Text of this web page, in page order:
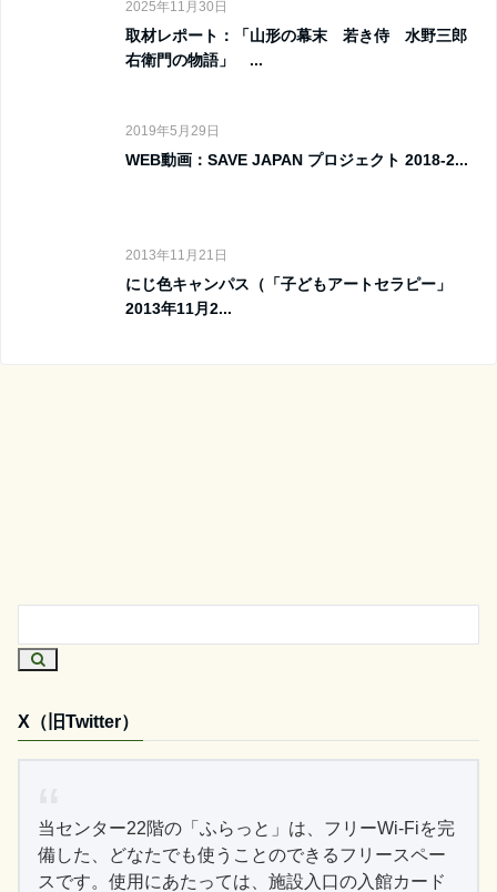
2025年11月30日
取材レポート：「山形の幕末 若き侍 水野三郎
右衛門の物語」 ...
2019年5月29日
WEB動画：SAVE JAPAN プロジェクト 2018-2...
2013年11月21日
にじ色キャンパス（「子どもアートセラピー」
2013年11月2...
X（旧Twitter）
当センター22階の「ふらっと」は、フリーWi-Fiを完
備した、どなたでも使うことのできるフリースペー
スです。使用にあたっては、施設入口の入館カード